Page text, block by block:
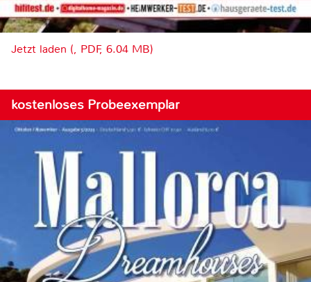
Jetzt laden (, PDF, 6.04 MB)
kostenloses Probeexemplar